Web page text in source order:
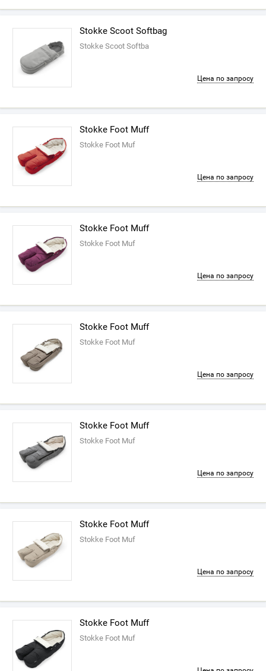
Stokke Scoot Softbag
Stokke Scoot Softba
Цена по запросу
Stokke Foot Muff
Stokke Foot Muf
Цена по запросу
Stokke Foot Muff
Stokke Foot Muf
Цена по запросу
Stokke Foot Muff
Stokke Foot Muf
Цена по запросу
Stokke Foot Muff
Stokke Foot Muf
Цена по запросу
Stokke Foot Muff
Stokke Foot Muf
Цена по запросу
Stokke Foot Muff
Stokke Foot Muf